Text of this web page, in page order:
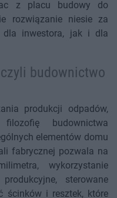
z placu budowy do
rozwiązanie niesie za
dla inwestora, jak i dla
budownictwo
produkcji odpadów,
budownictwa
elementów domu
fabrycznej pozwala na
wykorzystanie
sterowane
ścinków i resztek, które